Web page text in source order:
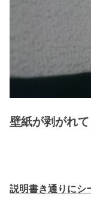
壁紙が剥がれ
説明書き通りにシ